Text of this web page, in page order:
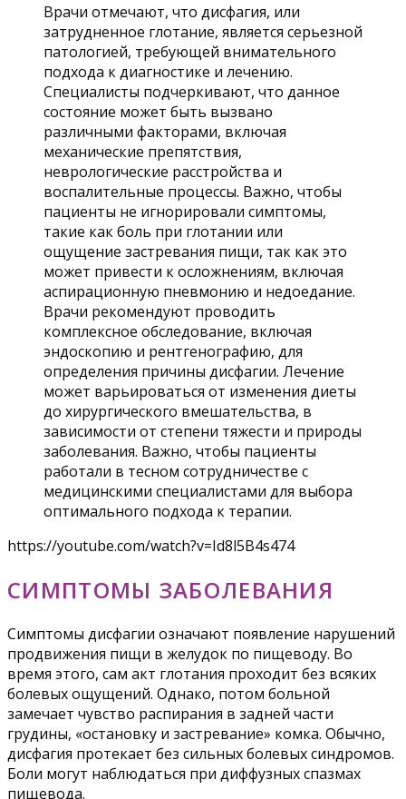
Врачи отмечают, что дисфагия, или
затрудненное глотание, является серьезной
патологией, требующей внимательного
подхода к диагностике и лечению.
Специалисты подчеркивают, что данное
состояние может быть вызвано
различными факторами, включая
механические препятствия,
неврологические расстройства и
воспалительные процессы. Важно, чтобы
пациенты не игнорировали симптомы,
такие как боль при глотании или
ощущение застревания пищи, так как это
может привести к осложнениям, включая
аспирационную пневмонию и недоедание.
Врачи рекомендуют проводить
комплексное обследование, включая
эндоскопию и рентгенографию, для
определения причины дисфагии. Лечение
может варьироваться от изменения диеты
до хирургического вмешательства, в
зависимости от степени тяжести и природы
заболевания. Важно, чтобы пациенты
работали в тесном сотрудничестве с
медицинскими специалистами для выбора
оптимального подхода к терапии.
https://youtube.com/watch?v=Id8l5B4s474
СИМПТОМЫ ЗАБОЛЕВАНИЯ
Симптомы дисфагии означают появление нарушений
продвижения пищи в желудок по пищеводу. Во
время этого, сам акт глотания проходит без всяких
болевых ощущений. Однако, потом больной
замечает чувство распирания в задней части
грудины, «остановку и застревание» комка. Обычно,
дисфагия протекает без сильных болевых синдромов.
Боли могут наблюдаться при диффузных спазмах
пищевода.